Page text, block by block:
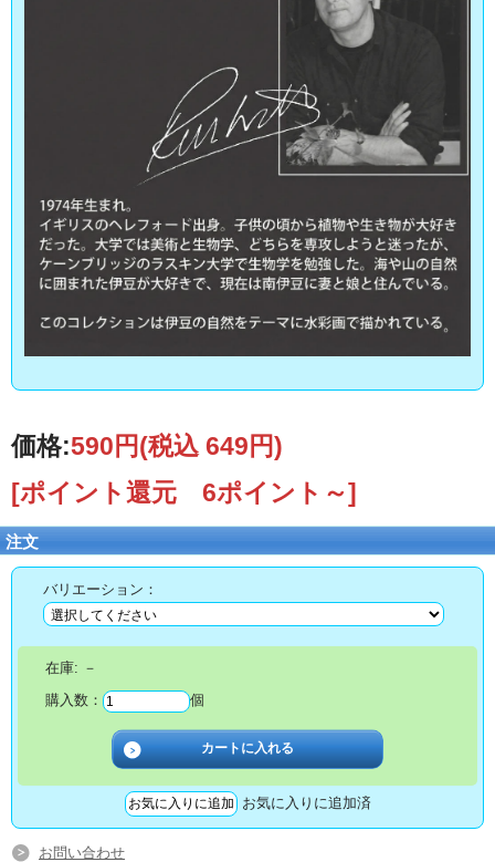
価格:590円(税込 649円)
[ポイント還元 6ポイント～]
注文
バリエーション：
在庫: －
購入数：
個
お気に入りに追加済
お問い合わせ